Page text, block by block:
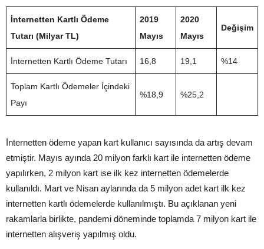
İnternetten Kartlı Ödeme
Tutarı (Milyar TL)
2019
Mayıs
2020
Mayıs
Değişim
İnternetten Kartlı Ödeme Tutarı 16,8 19,1 %14
Toplam Kartlı Ödemeler İçindeki
Payı
%18,9 %25,2
İnternetten ödeme yapan kart kullanıcı sayısında da artış devam
etmiştir. Mayıs ayında 20 milyon farklı kart ile internetten ödeme
yapılırken, 2 milyon kart ise ilk kez internetten ödemelerde
kullanıldı. Mart ve Nisan aylarında da 5 milyon adet kart ilk kez
internetten kartlı ödemelerde kullanılmıştı. Bu açıklanan yeni
rakamlarla birlikte, pandemi döneminde toplamda 7 milyon kart ile
internetten alışveriş yapılmış oldu.